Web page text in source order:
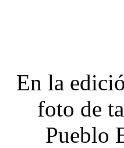
En la
foto de
Pueblo